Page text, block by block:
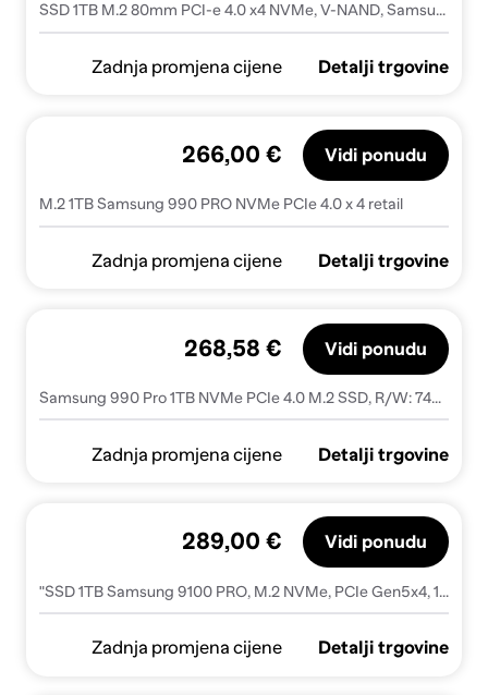
SSD 1TB M.2 80mm PCI-e 4.0 x4 NVMe, V-NAND, Samsung 990 PRO MZ-V9P1T0BW
Zadnja promjena cijene Detalji trgovine
M.2 1TB Samsung 990 PRO NVMe PCIe 4.0 x 4 retail
266,00 € Vidi ponudu
Zadnja promjena cijene Detalji trgovine
Samsung 990 Pro 1TB NVMe PCIe 4.0 M.2 SSD, R/W: 7450/6900 MB/s, (MZ-V9P1T0BW)
268,58 € Vidi ponudu
Zadnja promjena cijene Detalji trgovine
"SSD 1TB Samsung 9100 PRO, M.2 NVMe, PCIe Gen5x4, 14,800/13,400 MB/s, MZ-VAP1T0BW"
289,00 € Vidi ponudu
Zadnja promjena cijene Detalji trgovine